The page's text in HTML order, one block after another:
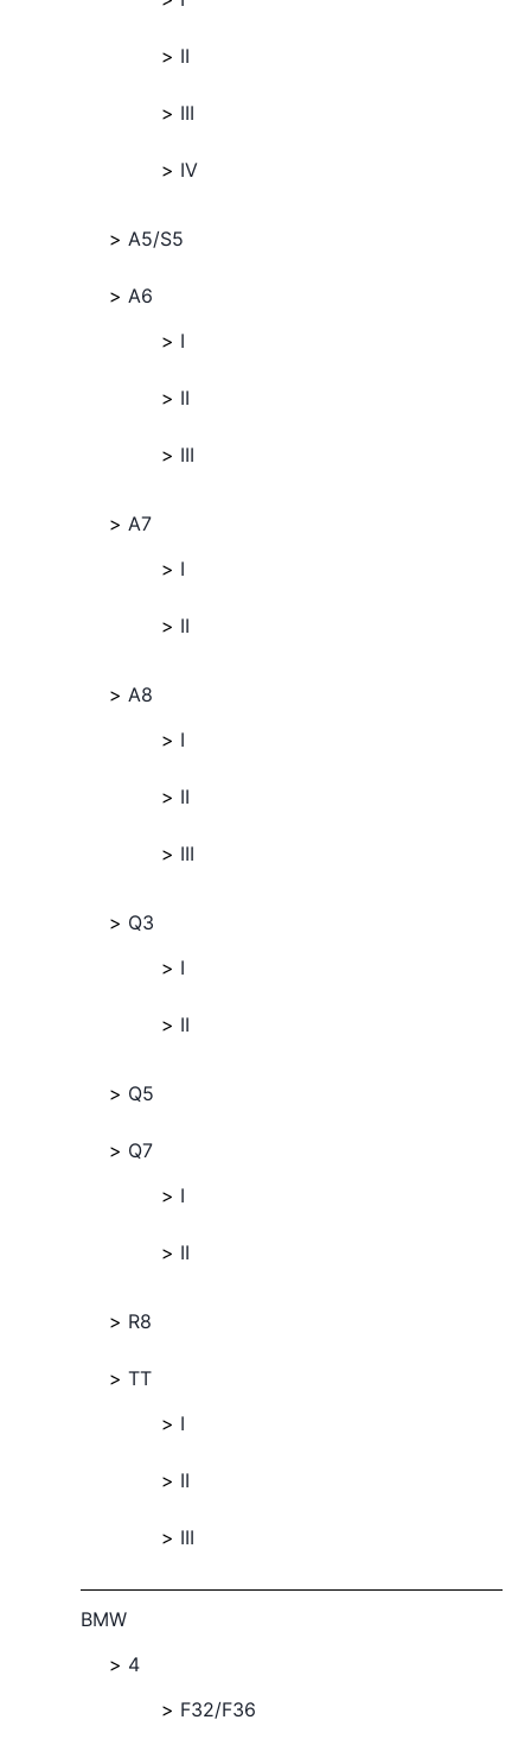
II
III
IV
A5/S5
A6
I
II
III
A7
I
II
A8
I
II
III
Q3
I
II
Q5
Q7
I
II
R8
TT
I
II
III
BMW
4
F32/F36